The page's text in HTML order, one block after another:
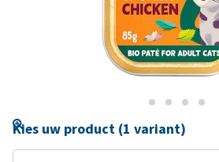
Kies uw product (1 variant)